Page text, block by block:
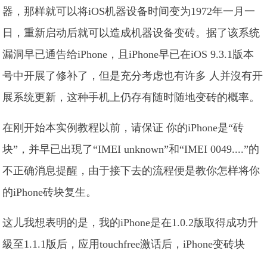
器，那样就可以将iOS机器设备时间变为1972年一月一
日，重新启动后就可以造成机器设备变砖。据了该系统
漏洞早已通告给iPhone，且iPhone早已在iOS 9.3.1版本
号中开展了修补了，但是充分考虑也有许多 人并沒有开
展系统更新，这种手机上仍存有随时随地变砖的概率。
在刚开始本实例教程以前，请保证 你的iPhone是“砖
块”，并早已出現了“IMEI unknown”和“IMEI 0049....”的
不正确消息提醒，由于接下去的流程便是教你怎样将你
的iPhone砖块复生。
这儿我想表明的是，我的iPhone是在1.0.2版取得成功升
級至1.1.1版后，应用touchfree激话后，iPhone变砖块